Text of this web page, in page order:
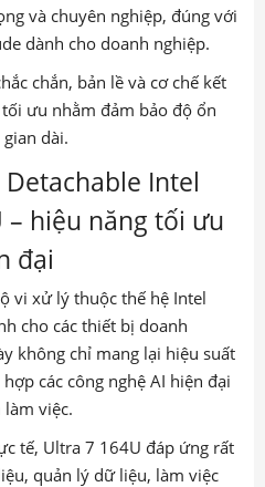
và chuyên nghiệp, đúng với
dành cho doanh nghiệp.
chắn, bản lề và cơ chế kết
ưu nhằm đảm bảo độ ổn
dài.
Intel
– hiệu năng tối ưu
đại
vi xử lý thuộc thế hệ Intel
cho các thiết bị doanh
không chỉ mang lại hiệu suất
các công nghệ AI hiện đại
việc.
tế, Ultra 7 164U đáp ứng rất
quản lý dữ liệu, làm việc